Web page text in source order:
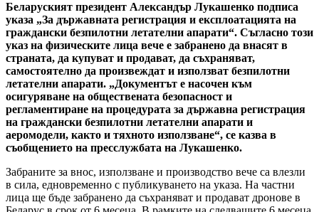
Беларуският президент Александър Лукашенко подписа
указа „За държавната регистрация и експлоатацията на
граждански безпилотни летателни апарати“. Съгласно този
указ на физическите лица вече е забранено да внасят в
страната, да купуват и продават, да съхраняват,
самостоятелно да произвеждат и използват безпилотни
летателни апарати. „Документът е насочен към
осигуряване на обществената безопасност и
регламентиране на процедурата за държавна регистрация
на граждански безпилотни летателни апарати и
аеромодели, както и тяхното използване“, се казва в
съобщението на пресслужбата на Лукашенко.
Забраните за внос, използване и производство вече са влезли
в сила, едновременно с публикуването на указа. На частни
лица ще бъде забранено да съхраняват и продават дронове в